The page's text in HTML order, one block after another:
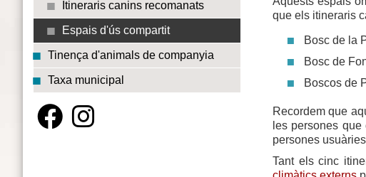
Itineraris canins recomanats
Espais d'ús compartit
Tinença d'animals de companyia
Taxa municipal
que els itineraris
Bosc de la
Bosc de
Boscos de
Recordem que
les persones
persones
Tant els cinc